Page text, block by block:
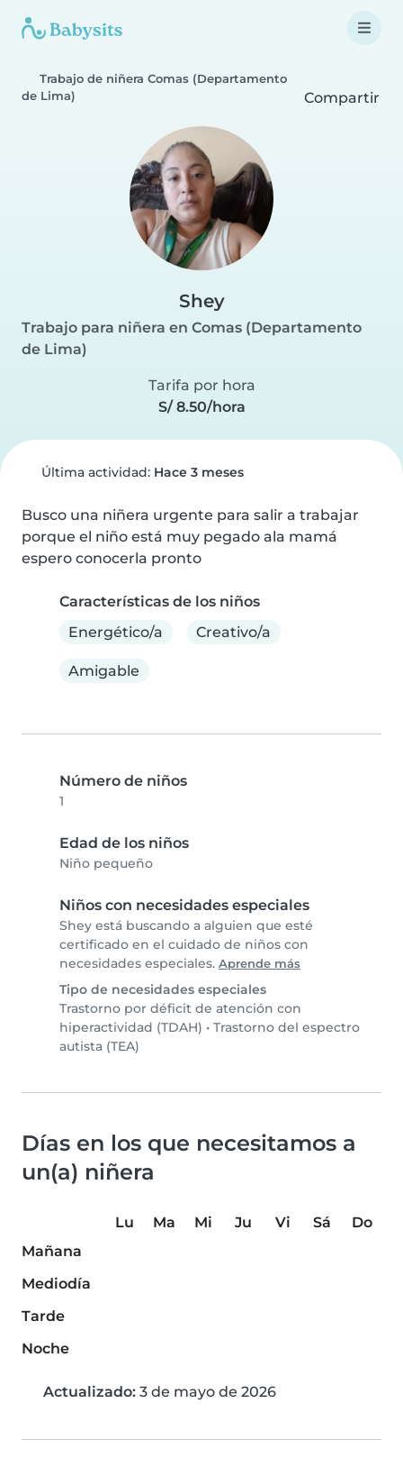
Trabajo de niñera Comas (Departamento
de Lima)
Compartir
Shey
Trabajo para niñera en Comas (Departamento
de Lima)
Tarifa por hora
S/ 8.50/hora
Última actividad: Hace 3 meses
Busco una niñera urgente para salir a trabajar
porque el niño está muy pegado ala mamá
espero conocerla pronto
Características de los niños
Energético/a
Creativo/a
Amigable
Número de niños
1
Edad de los niños
Niño pequeño
Niños con necesidades especiales
Shey está buscando a alguien que esté
certificado en el cuidado de niños con
necesidades especiales. Aprende más
Tipo de necesidades especiales
Trastorno por déficit de atención con
hiperactividad (TDAH) • Trastorno del espectro
autista (TEA)
Días en los que necesitamos a
un(a) niñera
Lu Ma Mi Ju Vi Sá
Do
Mañana
Mediodía
Tarde
Noche
Actualizado: 3 de mayo de 2026